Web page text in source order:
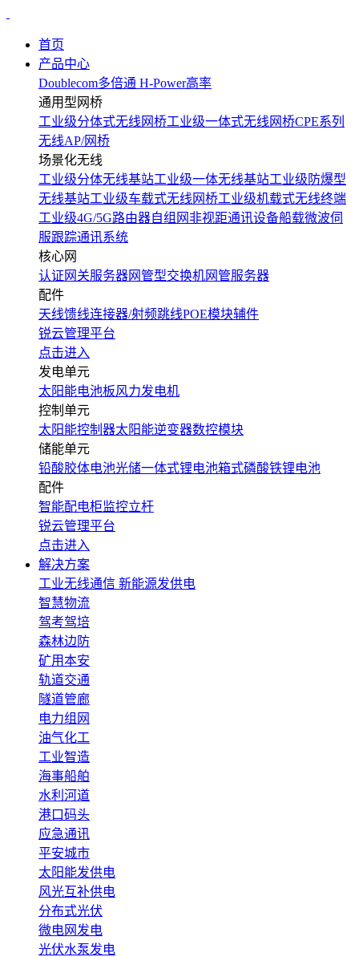
首页
产品中心
Doublecom多倍通 H-Power高率
通用型网桥
工业级分体式无线网桥工业级一体式无线网桥CPE系列
无线AP/网桥
场景化无线
工业级分体无线基站工业级一体无线基站工业级防爆型
无线基站工业级车载式无线网桥工业级机载式无线终端
工业级4G/5G路由器自组网非视距通讯设备船载微波伺
服跟踪通讯系统
核心网
认证网关服务器网管型交换机网管服务器
配件
天线馈线连接器/射频跳线POE模块辅件
锐云管理平台
点击进入
发电单元
太阳能电池板风力发电机
控制单元
太阳能控制器太阳能逆变器数控模块
储能单元
铅酸胶体电池光储一体式锂电池箱式磷酸铁锂电池
配件
智能配电柜监控立杆
锐云管理平台
点击进入
解决方案
工业无线通信 新能源发供电
智慧物流
驾考驾培
森林边防
矿用本安
轨道交通
隧道管廊
电力组网
油气化工
工业智造
海事船舶
水利河道
港口码头
应急通讯
平安城市
太阳能发供电
风光互补供电
分布式光伏
微电网发电
光伏水泵发电